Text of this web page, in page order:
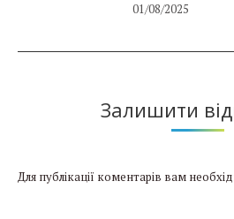
01/08/2025
Залишити
Для публікації коментарів вам